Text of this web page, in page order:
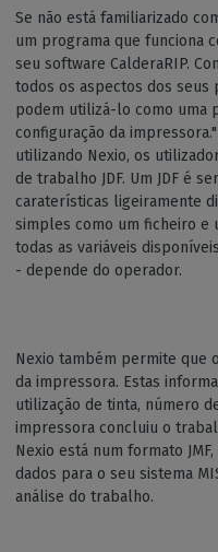
Se não está familiarizado
um programa que funciona
seu software CalderaRIP.
todos os aspectos dos
podem utilizá-lo como uma
configuração da
utilizando Nexio, os
de trabalho JDF. Um JDF é
caraterísticas ligeiramente
simples como um ficheiro e
todas as variáveis
- depende do operador.
Nexio também permite que
da impressora. Estas
utilização de tinta, número
impressora concluiu o
Nexio está num formato
dados para o seu sistema
análise do trabalho.